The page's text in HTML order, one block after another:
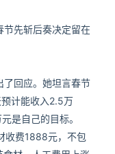
节先斩后奏决定留在
了回应。她坦言春节
计能收入2.5万
是自己的目标。
收费1888元，不包